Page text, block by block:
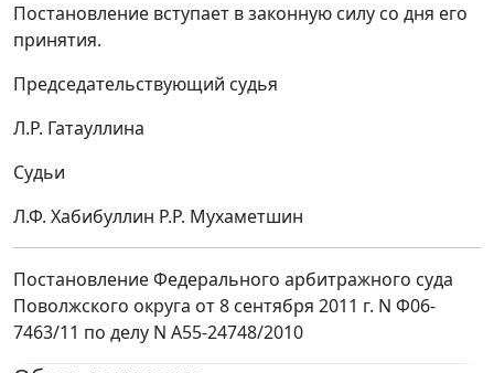
Постановление вступает в законную силу со дня его
принятия.
Председательствующий судья
Л.Р. Гатауллина
Судьи
Л.Ф. Хабибуллин Р.Р. Мухаметшин
Постановление Федерального арбитражного суда
Поволжского округа от 8 сентября 2011 г. N Ф06-
7463/11 по делу N А55-24748/2010